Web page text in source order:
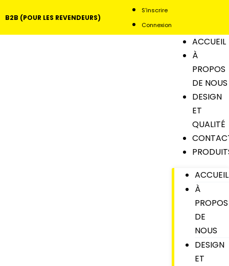
B2B (POUR LES REVENDEURS)
S'inscrire
Connexion
ACCUEIL
À
PROPOS
DE NOUS
DESIGN
ET
QUALITÉ
ACCUEIL
À
PROPOS
DE
NOUS
DESIGN
ET